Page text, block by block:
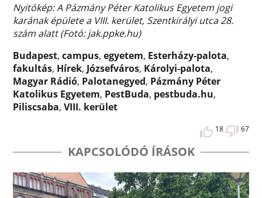
Nyitókép: A Pázmány Péter Katolikus Egyetem jogi
karának épülete a VIII. kerület, Szentkirályi utca 28.
szám alatt (Fotó: jak.ppke.hu)
Budapest,campus,egyetem, Esterházy-palota,
fakultás, Hírek, Józsefváros, Károlyi-palota,
Magyar Rádió, Palotanegyed, Pázmány Péter
Katolikus Egyetem, PestBuda, pestbuda.hu,
Piliscsaba,VIII. kerület
18 67
KAPCSOLÓDÓ ÍRÁSOK